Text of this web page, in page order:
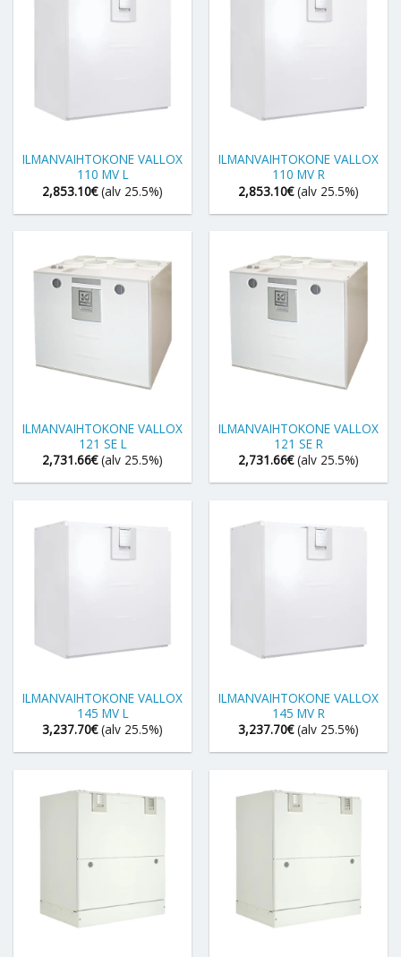
ILMANVAIHTOKONE VALLOX
110 MV L
2,853.10€ (alv 25.5%)
ILMANVAIHTOKONE VALLOX
110 MV R
2,853.10€ (alv 25.5%)
ILMANVAIHTOKONE VALLOX
121 SE L
2,731.66€ (alv 25.5%)
ILMANVAIHTOKONE VALLOX
121 SE R
2,731.66€ (alv 25.5%)
ILMANVAIHTOKONE VALLOX
145 MV L
3,237.70€ (alv 25.5%)
ILMANVAIHTOKONE VALLOX
145 MV R
3,237.70€ (alv 25.5%)